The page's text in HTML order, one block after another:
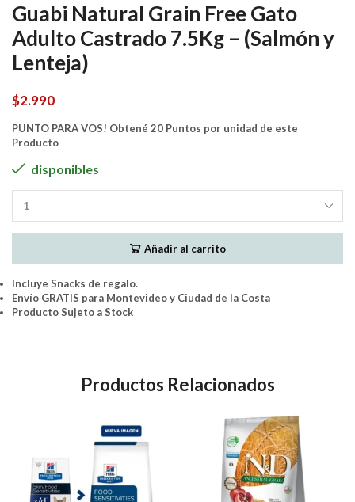
Guabi Natural Grain Free Gato
Adulto Castrado 7.5Kg – (Salmón y
Lenteja)
$2.990
PUNTO PARA VOS! Obtené 20 Puntos por unidad de este
Producto
disponibles
Free
Castrado
cantidad
Añadir al carrito
Incluye Snacks de regalo.
Envío GRATIS para Montevideo y Ciudad de la Costa
Producto Sujeto a Stock
Productos Relacionados